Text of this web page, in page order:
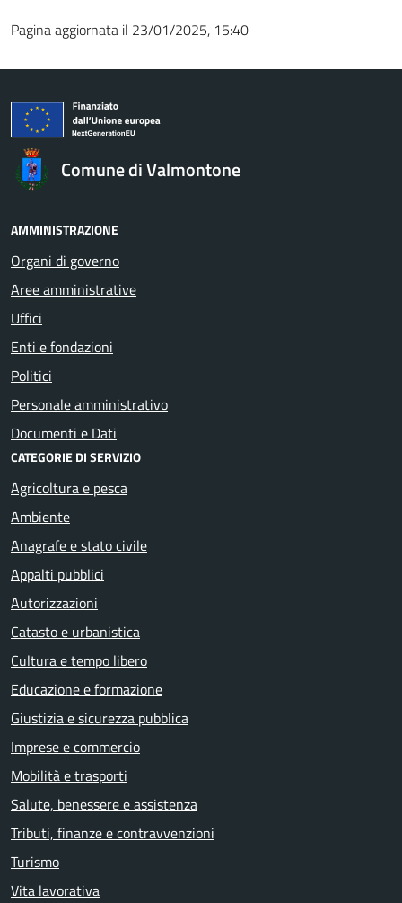
Pagina aggiornata il 23/01/2025, 15:40
Comune di Valmontone
AMMINISTRAZIONE
Organi di governo
Aree amministrative
Uffici
Enti e fondazioni
Politici
Personale amministrativo
Documenti e Dati
CATEGORIE DI SERVIZIO
Agricoltura e pesca
Ambiente
Anagrafe e stato civile
Appalti pubblici
Autorizzazioni
Catasto e urbanistica
Cultura e tempo libero
Educazione e formazione
Giustizia e sicurezza pubblica
Imprese e commercio
Mobilità e trasporti
Salute, benessere e assistenza
Tributi, finanze e contravvenzioni
Turismo
Vita lavorativa